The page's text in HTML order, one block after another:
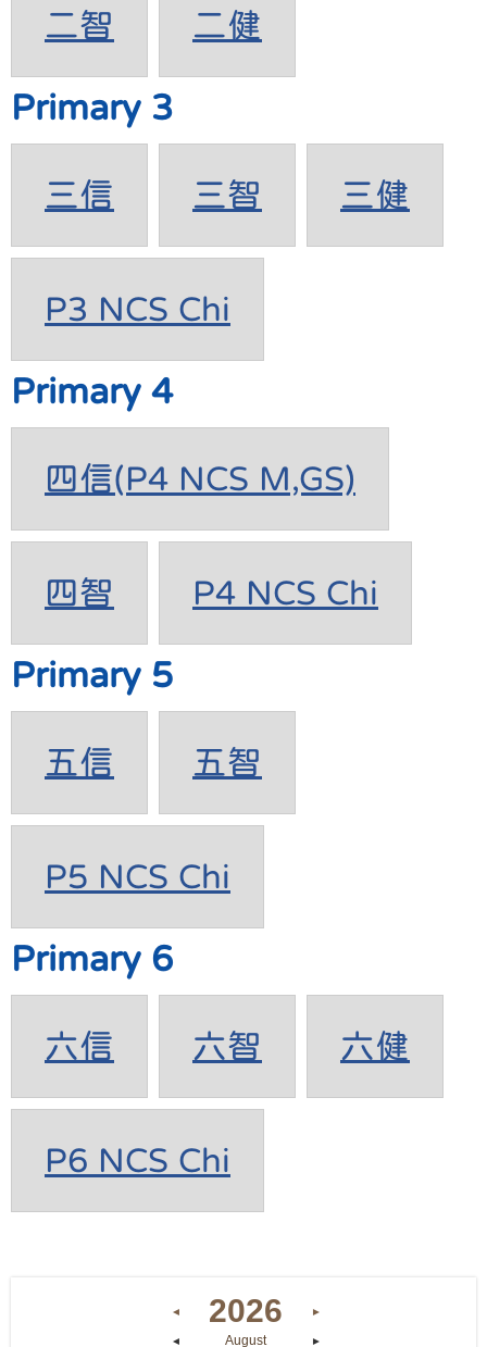
二智 二健
Primary 3
三信 三智 三健
P3 NCS Chi
Primary 4
四信(P4 NCS M,GS)
四智 P4 NCS Chi
Primary 5
五信 五智
P5 NCS Chi
Primary 6
六信 六智 六健
P6 NCS Chi
◄ 2026 ►
◄ August ►